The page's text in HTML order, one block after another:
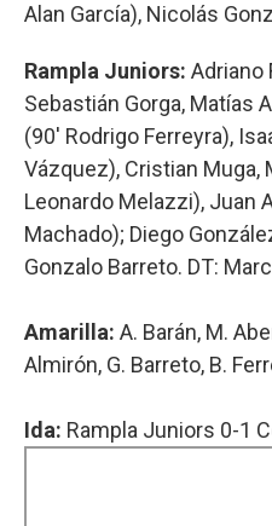
Alan García), Nicolás
Rampla Juniors: Adriano
Sebastián Gorga, Matías
(90' Rodrigo Ferreyra),
Vázquez), Cristian Muga,
Leonardo Melazzi), Juan
Machado); Diego
Gonzalo Barreto. DT:
Amarilla: A. Barán, M.
Almirón, G. Barreto, B.
Ida: Rampla Juniors 0-1